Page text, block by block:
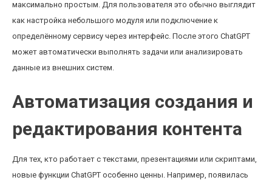
максимально простым. Для пользователя это обычно выглядит
как настройка небольшого модуля или подключение к
определённому сервису через интерфейс. После этого ChatGPT
может автоматически выполнять задачи или анализировать
данные из внешних систем.
Автоматизация создания и
редактирования контента
Для тех, кто работает с текстами, презентациями или скриптами,
новые функции ChatGPT особенно ценны. Например, появилась